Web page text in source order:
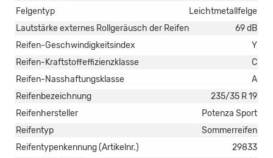
Felgentyp
Leichtmetallfelge
Lautstärke externes Rollgeräusch der Reifen
69 dB
Reifen-Geschwindigkeitsindex
Y
Reifen-Kraftstoffeffizienzklasse
C
Reifen-Nasshaftungsklasse
A
Reifenbezeichnung
235/35 R 19
Reifenhersteller
Potenza Sport
Reifentyp
Sommerreifen
Reifentypenkennung (Artikelnr.)
29833